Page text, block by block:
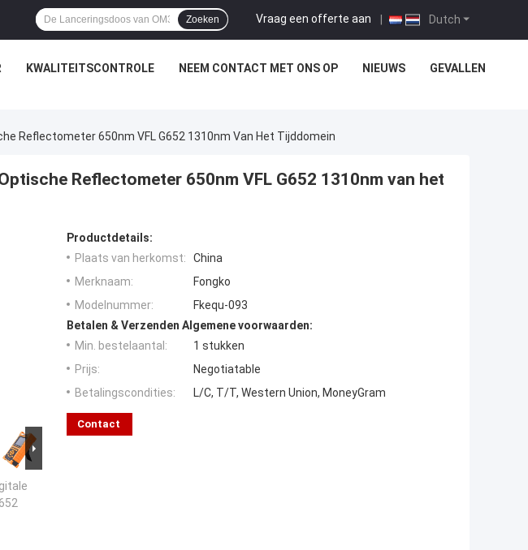
Dutch
Vraag een offerte aan |
Zoeken
KWALITEITSCONTROLE NEEM CONTACT MET ONS OP NIEUWS GEVALLEN
Reflectometer 650nm VFL G652 1310nm Van Het Tijddomein
Reflectometer 650nm VFL G652 1310nm van het
Productdetails:
Plaats van herkomst:
China
Merknaam:
Fongko
Modelnummer:
Fkequ-093
Betalen & Verzenden Algemene voorwaarden:
Min. bestelaantal:
1 stukken
Prijs:
Negotiatable
Betalingscondities:
L/C, T/T, Western Union, MoneyGram
Contact